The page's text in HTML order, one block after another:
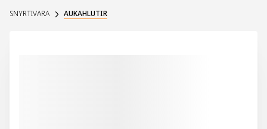
SNYRTIVARA AUKAHLUTIR